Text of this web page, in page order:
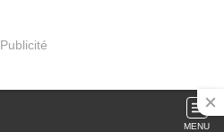
Publicité
MENU